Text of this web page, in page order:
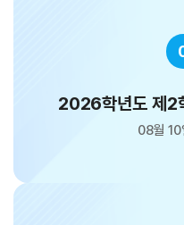
2026학년도 제2
08월